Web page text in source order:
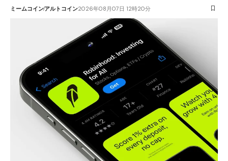
ミームコインアルトコイン2026年08月07日 12時20分